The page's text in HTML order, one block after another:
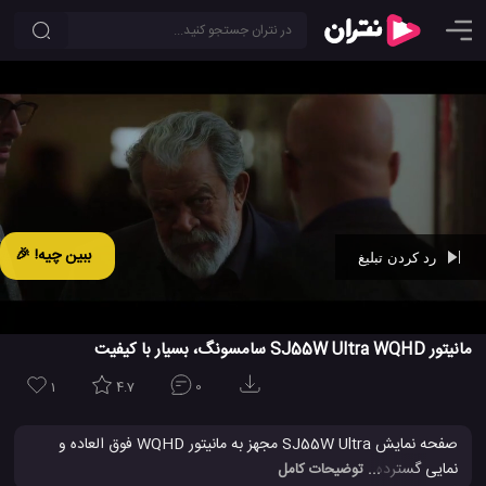
ببین چیه! 🎉
مانیتور SJ55W Ultra WQHD سامسونگ، بسیار با کیفیت
1 4.7 0
صفحه نمایش SJ55W Ultra مجهز به مانیتور WQHD فوق العاده و
نمایی گسترده " 34 اینچی"، با قدرتی خارق العاده برای وظایف چند کاره
... توضیحات کامل